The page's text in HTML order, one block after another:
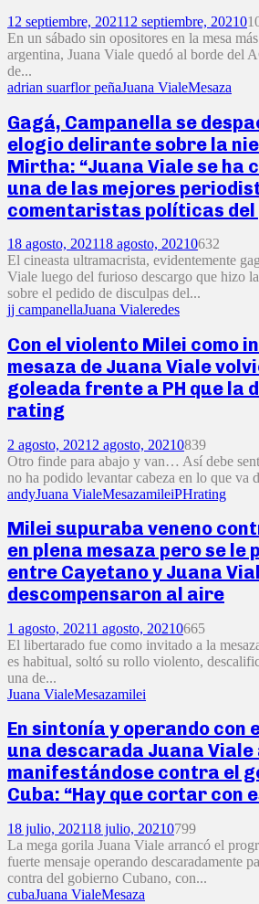
12 septiembre, 202112 septiembre, 20210
En un sábado sin opositores en la mesa
argentina, Juana Viale quedó al borde del
de...
adrian suarflor peñaJuana VialeMesaza
Gagá, Campanella se
elogio delirante sobre la
Mirtha: “Juana Viale se ha
una de las mejores
comentaristas políticas del
18 agosto, 202118 agosto, 20210632
El cineasta ultramacrista, evidentemente
Viale luego del furioso descargo que hizo
sobre el pedido de disculpas del...
jj campanellaJuana Vialeredes
Con el violento Milei como
mesaza de Juana Viale
goleada frente a PH que la
rating
2 agosto, 2021 2 agosto, 20210839
Otro finde para abajo y van… Así debe
no ha podido levantar cabeza en lo que va
andyJuana VialeMesazamileiPHrating
Milei supuraba veneno
en plena mesaza pero se le
entre Cayetano y Juana
descompensaron al aire
1 agosto, 20211 agosto, 20210665
El libertarado fue como invitado a la
es habitual, soltó su rollo violento,
una de...
Juana VialeMesazamilei
En sintonía y operando con
una descarada Juana Viale
manifestándose contra el
Cuba: “Hay que cortar con
18 julio, 202118 julio, 20210799
La mega gorila Juana Viale arrancó el
fuerte mensaje operando descaradamente
contra del gobierno Cubano, con...
cubaJuana VialeMesaza